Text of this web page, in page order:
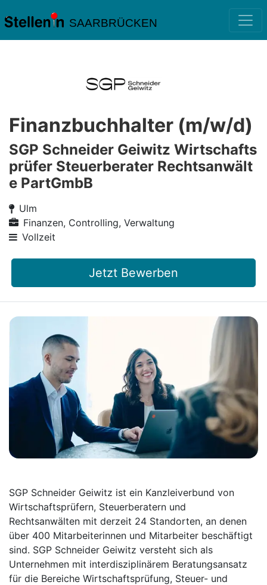
SAARBRÜCKEN
Finanzbuchhalter (m/w/d)
SGP Schneider Geiwitz Wirtschafts
prüfer Steuerberater Rechtsanwält
e PartGmbB
Ulm
Finanzen, Controlling, Verwaltung
Vollzeit
Jetzt Bewerben
SGP Schneider Geiwitz ist ein Kanzleiverbund von
Wirtschaftsprüfern, Steuerberatern und
Rechtsanwälten mit derzeit 24 Standorten, an denen
über 400 Mitarbeiterinnen und Mitarbeiter beschäftigt
sind. SGP Schneider Geiwitz versteht sich als
Unternehmen mit interdisziplinärem Beratungsansatz
für die Bereiche Wirtschaftsprüfung, Steuer- und